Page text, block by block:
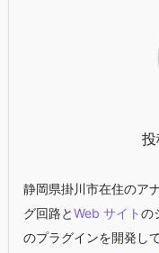
静岡県掛川市在住のア
グ回路とWeb サイトの
のプラグインを開発し